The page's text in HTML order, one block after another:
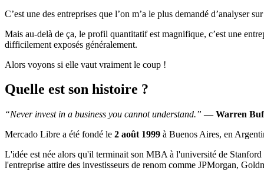
C’est une des entreprises que l’on m’a le plus demandé d’analyser
Mais au-delà de ça, le profil quantitatif est magnifique, c’est une
difficilement exposés généralement.
Alors voyons si elle vaut vraiment le coup !
Quelle est son histoire ?
“Never invest in a business you cannot understand.” — Warren
Mercado Libre a été fondé le 2 août 1999 à Buenos Aires, en
L'idée est née alors qu'il terminait son MBA à l'université de
l'entreprise attire des investisseurs de renom comme JPMorgan,